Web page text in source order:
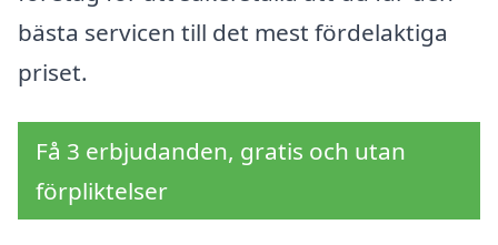
bästa servicen till det mest fördelaktiga
priset.
Få 3 erbjudanden, gratis och utan
förpliktelser